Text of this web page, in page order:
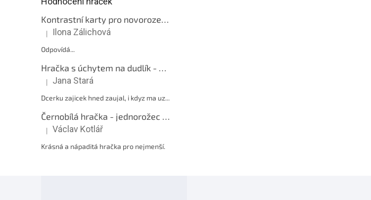
Kontrastní karty pro novorozence - Kontrasty
Hodnocení produktu je 5 z 5 hvězdiček.
| Ilona Zálichová
Odpovídá...
Hračka s úchytem na dudlík - Zajíček růžový
Hodnocení produktu je 5 z 5 hvězdiček.
| Jana Stará
Dcerku zajicek hned zaujal, i kdyz ma uz...
Černobílá hračka - jednorožec růžový
Hodnocení produktu je 5 z 5 hvězdiček.
| Václav Kotlář
Krásná a nápaditá hračka pro nejmenší.